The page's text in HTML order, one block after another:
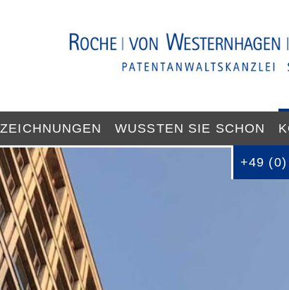
WUSSTEN SIE SCHON
+49